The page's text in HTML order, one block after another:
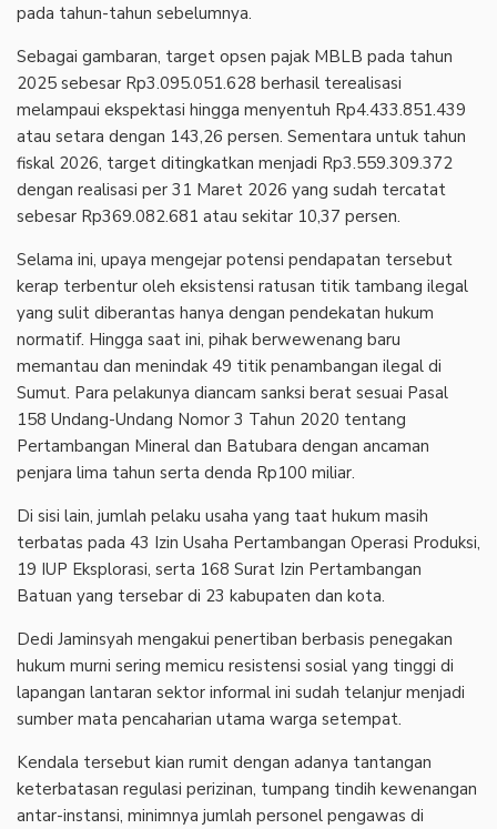
pada tahun-tahun sebelumnya.
Sebagai gambaran, target opsen pajak MBLB pada tahun
2025 sebesar Rp3.095.051.628 berhasil terealisasi
melampaui ekspektasi hingga menyentuh Rp4.433.851.439
atau setara dengan 143,26 persen. Sementara untuk tahun
fiskal 2026, target ditingkatkan menjadi Rp3.559.309.372
dengan realisasi per 31 Maret 2026 yang sudah tercatat
sebesar Rp369.082.681 atau sekitar 10,37 persen.
Selama ini, upaya mengejar potensi pendapatan tersebut
kerap terbentur oleh eksistensi ratusan titik tambang ilegal
yang sulit diberantas hanya dengan pendekatan hukum
normatif. Hingga saat ini, pihak berwewenang baru
memantau dan menindak 49 titik penambangan ilegal di
Sumut. Para pelakunya diancam sanksi berat sesuai Pasal
158 Undang-Undang Nomor 3 Tahun 2020 tentang
Pertambangan Mineral dan Batubara dengan ancaman
penjara lima tahun serta denda Rp100 miliar.
Di sisi lain, jumlah pelaku usaha yang taat hukum masih
terbatas pada 43 Izin Usaha Pertambangan Operasi Produksi,
19 IUP Eksplorasi, serta 168 Surat Izin Pertambangan
Batuan yang tersebar di 23 kabupaten dan kota.
Dedi Jaminsyah mengakui penertiban berbasis penegakan
hukum murni sering memicu resistensi sosial yang tinggi di
lapangan lantaran sektor informal ini sudah telanjur menjadi
sumber mata pencaharian utama warga setempat.
Kendala tersebut kian rumit dengan adanya tantangan
keterbatasan regulasi perizinan, tumpang tindih kewenangan
antar-instansi, minimnya jumlah personel pengawas di